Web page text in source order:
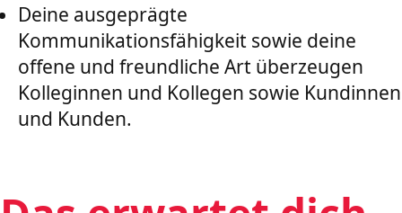
Deine ausgeprägte
Kommunikationsfähigkeit sowie deine
offene und freundliche Art überzeugen
Kolleginnen und Kollegen sowie Kundinnen
und Kunden.